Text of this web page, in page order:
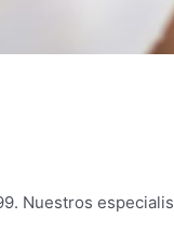
Nuestros